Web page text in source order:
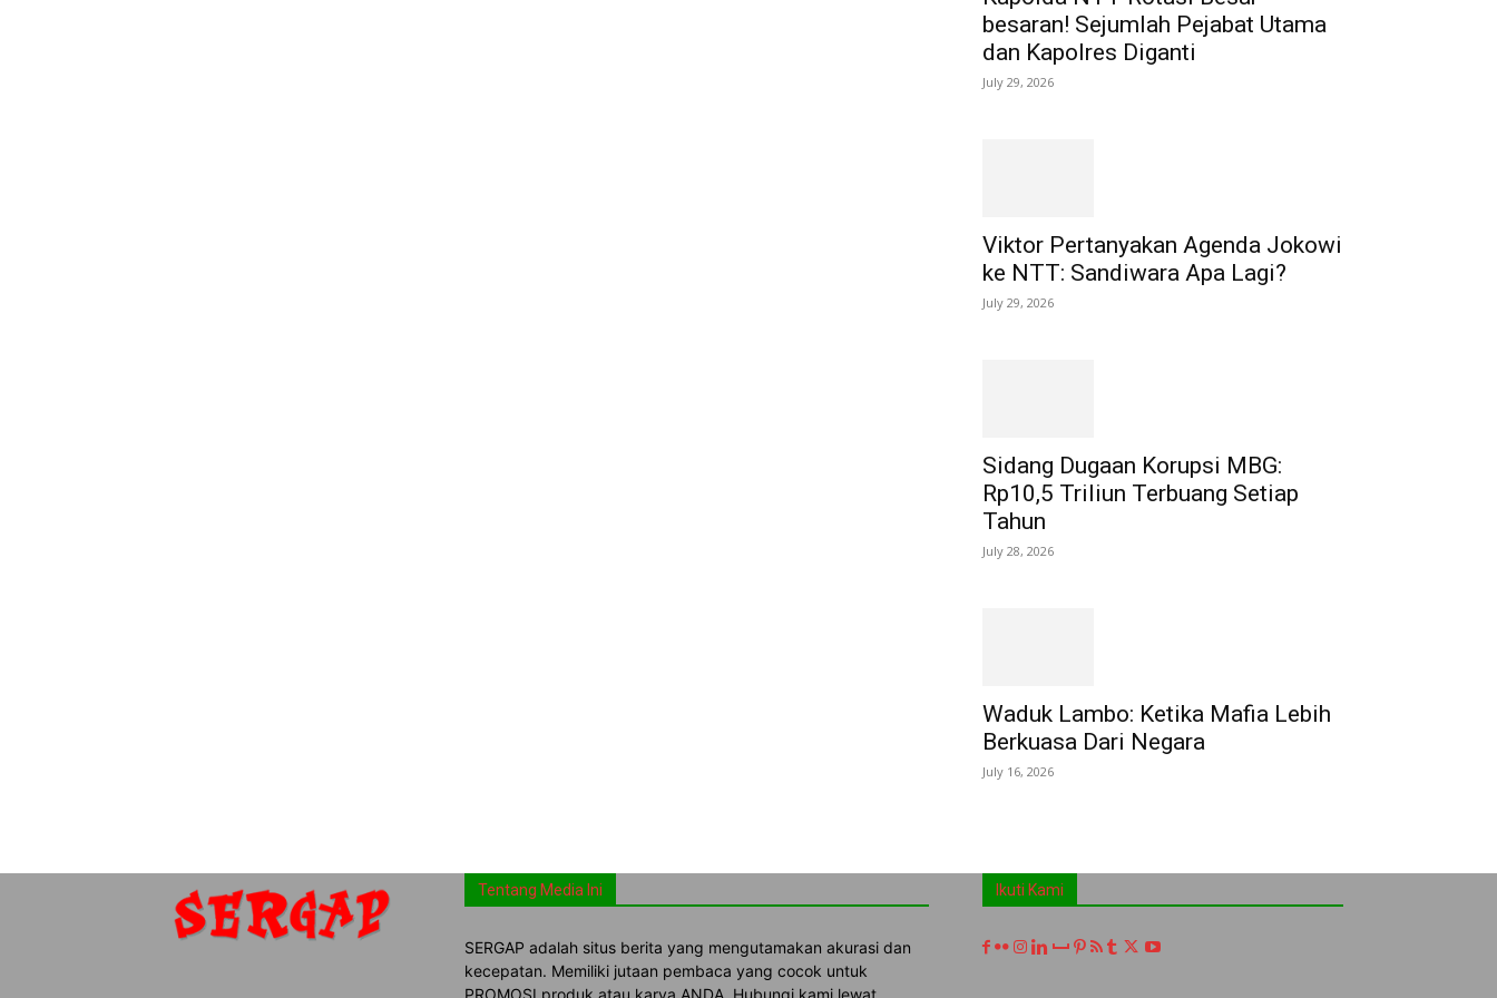
besaran! Sejumlah Pejabat Utama
dan Kapolres Diganti
July 29, 2026
Viktor Pertanyakan Agenda Jokowi
ke NTT: Sandiwara Apa Lagi?
July 29, 2026
Sidang Dugaan Korupsi MBG:
Rp10,5 Triliun Terbuang Setiap
Tahun
July 28, 2026
Waduk Lambo: Ketika Mafia Lebih
Berkuasa Dari Negara
July 16, 2026
Tentang Media Ini
SERGAP adalah situs berita yang mengutamakan akurasi dan
kecepatan. Memiliki jutaan pembaca yang cocok untuk
Ikuti Kami